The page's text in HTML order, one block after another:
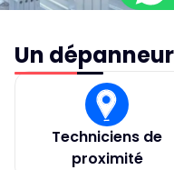
Un
Techniciens de
proximité